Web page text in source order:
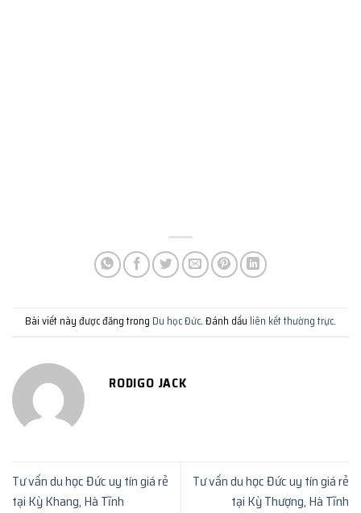
Bài viết này được đăng trong Du học Đức. Đánh dấu liên kết thường trực.
RODIGO JACK
Tư vấn du học Đức uy tín giá rẻ
tại Kỳ Khang, Hà Tĩnh
Tư vấn du học Đức uy tín giá rẻ
tại Kỳ Thượng, Hà Tĩnh